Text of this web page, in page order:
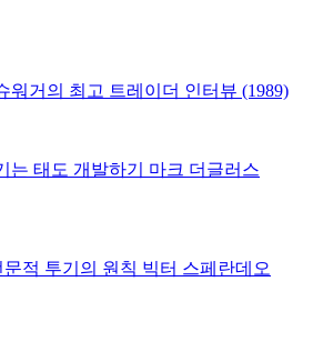
워거의 최고 트레이더 인터뷰 (1989)
는 태도 개발하기 마크 더글러스
적 투기의 원칙 빅터 스페란데오